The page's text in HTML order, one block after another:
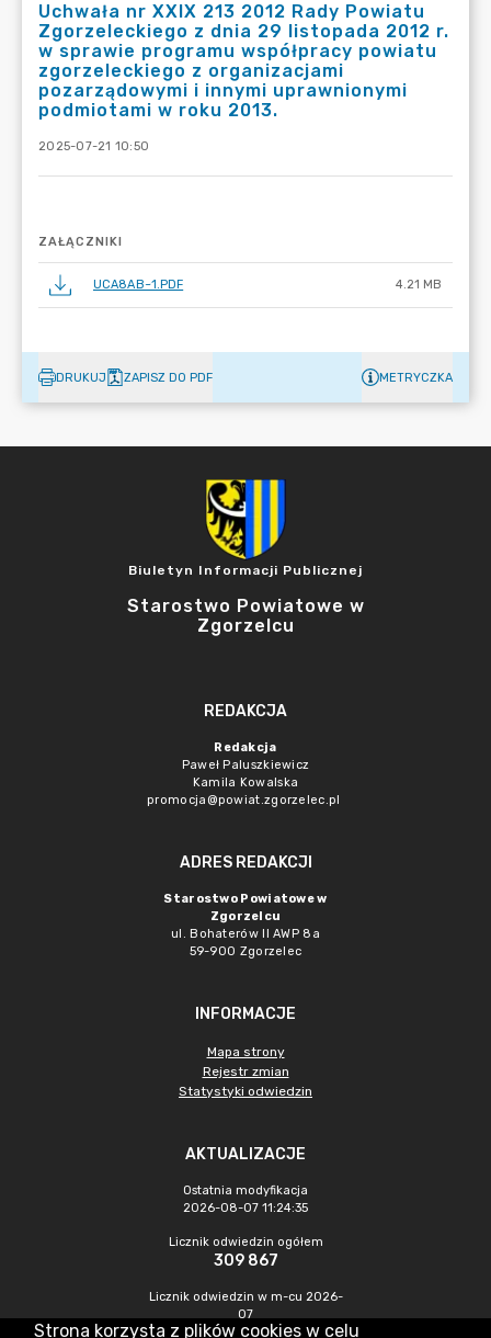
Uchwała nr XXIX 213 2012 Rady Powiatu
Zgorzeleckiego z dnia 29 listopada 2012 r.
w sprawie programu współpracy powiatu
zgorzeleckiego z organizacjami
pozarządowymi i innymi uprawnionymi
podmiotami w roku 2013.
2025-07-21 10:50
ZAŁĄCZNIKI
UCA8AB~1.PDF 4.21 MB
DRUKUJ ZAPISZ DO PDF METRYCZKA
Biuletyn Informacji Publicznej
Starostwo Powiatowe w
Zgorzelcu
REDAKCJA
Redakcja
Paweł Paluszkiewicz
Kamila Kowalska
promocja@powiat.zgorzelec.pl
ADRES REDAKCJI
Starostwo Powiatowe w
Zgorzelcu
ul. Bohaterów II AWP 8a
59-900 Zgorzelec
INFORMACJE
Mapa strony
Rejestr zmian
Statystyki odwiedzin
AKTUALIZACJE
Ostatnia modyfikacja
2026-08-07 11:24:35
Licznik odwiedzin ogółem
309 867
Licznik odwiedzin w m-cu 2026-
07
565
Strona korzysta z plików cookies w celu